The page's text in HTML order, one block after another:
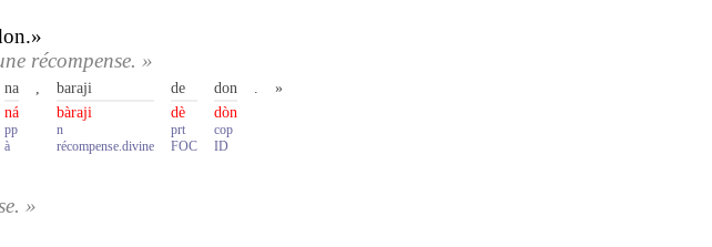
récompense. »
na
ná
pp
à
,
baraji
bàraji
n
récompense.divine
de
dè
prt
FOC
don
dòn
cop
ID
. »
»